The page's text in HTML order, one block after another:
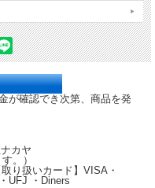
付けて使用する、2枚で1組の『別
スイベルベースです。
、ベースをそれぞれシートとボー
り付けておけば、その後は、状況
てシートの取付・取外しが簡単に
など、頻繁にシートを取り外した
が確認でき次第、商品を発
カヤ
。）
り扱いカード】VISA・
UFJ ・Diners